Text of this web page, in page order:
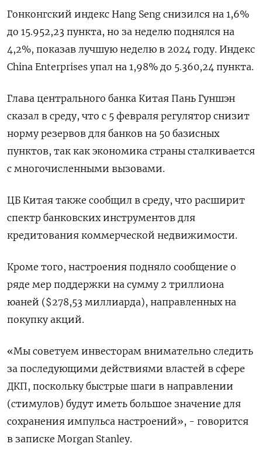
Гонконгский индекс Hang Seng снизился на 1,6%
до 15.952,23​ пункта, но за неделю поднялся на
4,2%, показав лучшую неделю в 2024 году. Индекс
China Enterprises упал на 1,98% до 5.360,24 пункта.
Глава центрального банка Китая Пань Гуншэн
сказал в среду, что с 5 февраля регулятор снизит
норму резервов для банков на 50 базисных
пунктов, так как экономика страны сталкивается
с многочисленными вызовами.
ЦБ Китая также сообщил в среду, что расширит
спектр банковских инструментов для
кредитования коммерческой недвижимости.
Кроме того, настроения подняло сообщение о
ряде мер поддержки на сумму 2 триллиона
юаней ($278,53 миллиарда), направленных на
покупку акций.
«Мы советуем инвесторам внимательно следить
за последующими действиями властей в сфере
ДКП, поскольку быстрые шаги в направлении
(стимулов) будут иметь большое значение для
сохранения импульса настроений», - говорится
в записке Morgan Stanley.